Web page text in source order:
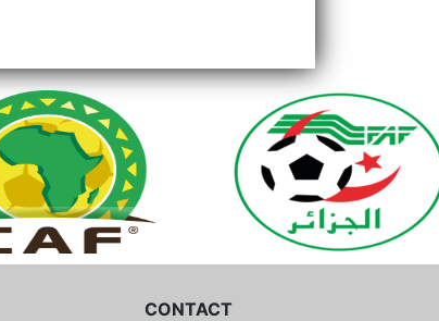
CONTACT